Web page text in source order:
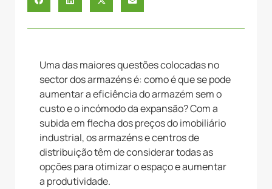
Uma das maiores questões colocadas no
sector dos armazéns é: como é que se pode
aumentar a eficiência do armazém sem o
custo e o incómodo da expansão? Com a
subida em flecha dos preços do imobiliário
industrial, os armazéns e centros de
distribuição têm de considerar todas as
opções para otimizar o espaço e aumentar
a produtividade.